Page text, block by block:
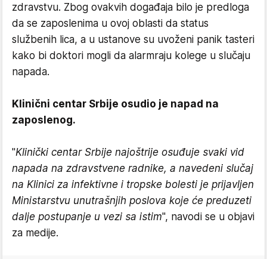
zdravstvu. Zbog ovakvih događaja bilo je predloga
da se zaposlenima u ovoj oblasti da status
službenih lica, a u ustanove su uvoženi panik tasteri
kako bi doktori mogli da alarmraju kolege u slučaju
napada.
Klinični centar Srbije osudio je napad na
zaposlenog.
"Klinički centar Srbije najoštrije osuđuje svaki vid
napada na zdravstvene radnike, a navedeni slučaj
na Klinici za infektivne i tropske bolesti je prijavljen
Ministarstvu unutrašnjih poslova koje će preduzeti
dalje postupanje u vezi sa istim", navodi se u objavi
za medije.